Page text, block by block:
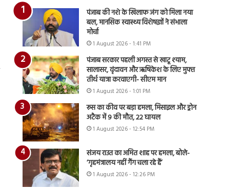
पंजाब की नशे के खिलाफ जंग को मिला नया
बल, मानसिक स्वास्थ्य विशेषज्ञों ने संभाला
मोर्चा
1 August 2026 - 1:41 PM
पंजाब सरकार पहली अगस्त से खाटू श्याम,
सालासर, वृंदावन और ऋषिकेश के लिए मुफ्त
तीर्थ यात्रा करवाएगी- सीएम मान
1 August 2026 - 1:01 PM
रूस का कीव पर बड़ा हमला, मिसाइल और ड्रोन
अटैक में 9 की मौत, 22 घायल
1 August 2026 - 12:54 PM
संजय राउत का अमित शाह पर हमला, बोले-
‘गृहमंत्रालय नहीं गैंग चला रहे हैं’
1 August 2026 - 12:26 PM